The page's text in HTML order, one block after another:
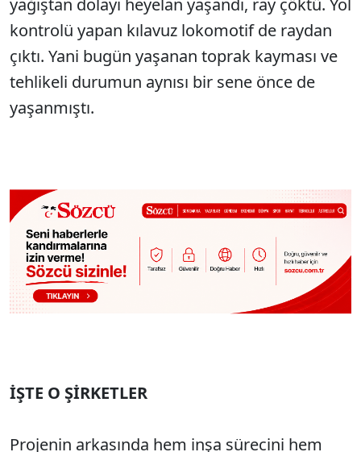
yağıştan dolayı heyelan yaşandı, ray çöktü. Yol
kontrolü yapan kılavuz lokomotif de raydan
çıktı. Yani bugün yaşanan toprak kayması ve
tehlikeli durumun aynısı bir sene önce de
yaşanmıştı.
İŞTE O ŞİRKETLER
Projenin arkasında hem inşa sürecini hem